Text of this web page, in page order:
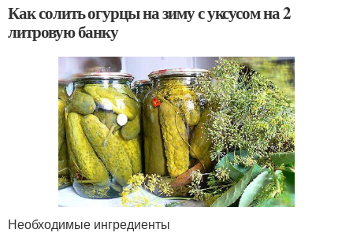
Как солить огурцы на зиму с уксусом на 2
литровую банку
Необходимые ингредиенты